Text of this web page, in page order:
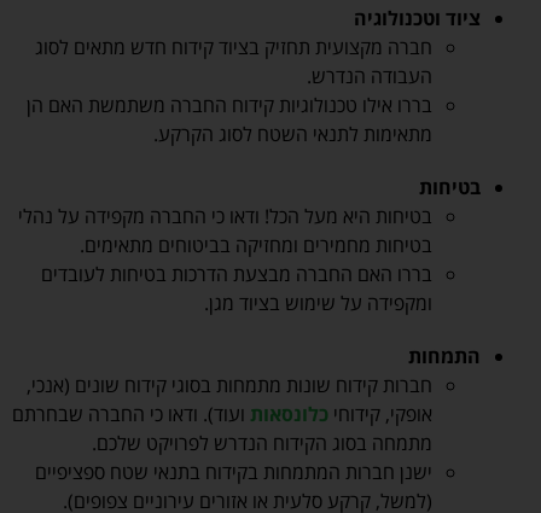
ציוד וטכנולוגיה
חברה מקצועית תחזיק בציוד קידוח חדש מתאים לסוג
העבודה הנדרש.
בררו אילו טכנולוגיות קידוח החברה משתמשת האם הן
מתאימות לתנאי השטח לסוג הקרקע.
בטיחות
בטיחות היא מעל הכל! ודאו כי החברה מקפידה על נהלי
בטיחות מחמירים ומחזיקה בביטוחים מתאימים.
בררו האם החברה מבצעת הדרכות בטיחות לעובדים
ומקפידה על שימוש בציוד מגן.
התמחות
חברות קידוח שונות מתמחות בסוגי קידוח שונים (אנכי,
אופקי, קידוחי כלונסאות ועוד). ודאו כי החברה שבחרתם
מתמחה בסוג הקידוח הנדרש לפרויקט שלכם.
ישנן חברות המתמחות בקידוח בתנאי שטח ספציפיים
(למשל, קרקע סלעית או אזורים עירוניים צפופים).